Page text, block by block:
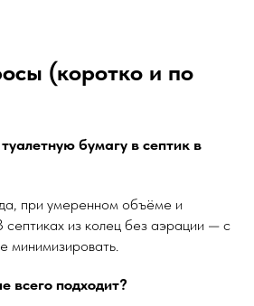
(коротко и по
бумагу в септик в
при умеренном объёме и
септиках из колец без аэрации — с
минимизировать.
всего подходит?